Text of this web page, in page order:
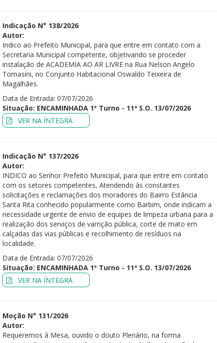
Indicação N° 138/2026
Autor:
Indico ao Prefeito Municipal, para que entre em contato com a
Secretaria Municipal competente, objetivando se proceder
instalação de ACADEMIA AO AR LIVRE na Rua Nelson Angelo
Tomasini, no Conjunto Habitacional Oswaldo Teixeira de
Magalhães.
Data de Entrada: 07/07/2026
Situação: ENCAMINHADA 1º Turno - 11ª S.O. 13/07/2026
VER NA ÍNTEGRA
Indicação N° 137/2026
Autor:
INDICO ao Senhor Prefeito Municipal, para que entre em contato
com os setores competentes, Atendendo às constantes
solicitações e reclamações dos moradores do Bairro Estância
Santa Rita conhecido popularmente como Barbim, onde indicam a
necessidade urgente de envio de equipes de limpeza urbana para a
realização dos serviços de varrição pública, corte de mato em
calçadas das vias públicas e recolhimento de resíduos na
localidade.
Data de Entrada: 07/07/2026
Situação: ENCAMINHADA 1º Turno - 11ª S.O. 13/07/2026
VER NA ÍNTEGRA
Moção N° 131/2026
Autor:
Requeremos à Mesa, ouvido o douto Plenário, na forma